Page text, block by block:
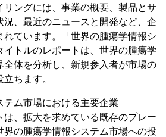
リングには、事業の概要、製品とサ
況、最近のニュースと開発など、企
れています。「世界の腫瘍学情報シ
イトルのレポートは、世界の腫瘍学
全体を分析し、新規参入者が市場の
ちます。
テム市場における主要企業
は、拡大を求めている既存のプレー
界の腫瘍学情報システム市場への投